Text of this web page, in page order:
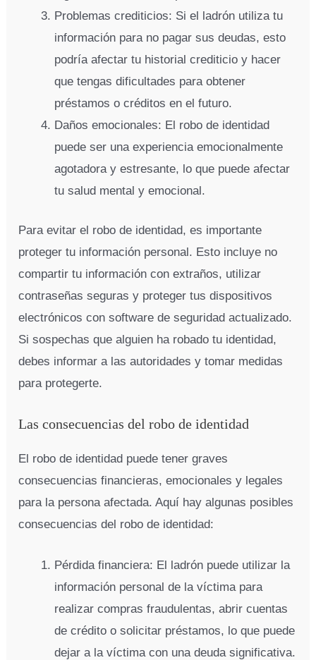
Problemas crediticios: Si el ladrón utiliza tu
información para no pagar sus deudas, esto
podría afectar tu historial crediticio y hacer
que tengas dificultades para obtener
préstamos o créditos en el futuro.
Daños emocionales: El robo de identidad
puede ser una experiencia emocionalmente
agotadora y estresante, lo que puede afectar
tu salud mental y emocional.
Para evitar el robo de identidad, es importante
proteger tu información personal. Esto incluye no
compartir tu información con extraños, utilizar
contraseñas seguras y proteger tus dispositivos
electrónicos con software de seguridad actualizado.
Si sospechas que alguien ha robado tu identidad,
debes informar a las autoridades y tomar medidas
para protegerte.
Las consecuencias del robo de identidad
El robo de identidad puede tener graves
consecuencias financieras, emocionales y legales
para la persona afectada. Aquí hay algunas posibles
consecuencias del robo de identidad:
Pérdida financiera: El ladrón puede utilizar la
información personal de la víctima para
realizar compras fraudulentas, abrir cuentas
de crédito o solicitar préstamos, lo que puede
dejar a la víctima con una deuda significativa.